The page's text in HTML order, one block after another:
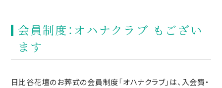
会員制度：オハナクラブ もござい
ます
日比谷花壇のお葬式の会員制度「オハナクラブ」は、入会費・